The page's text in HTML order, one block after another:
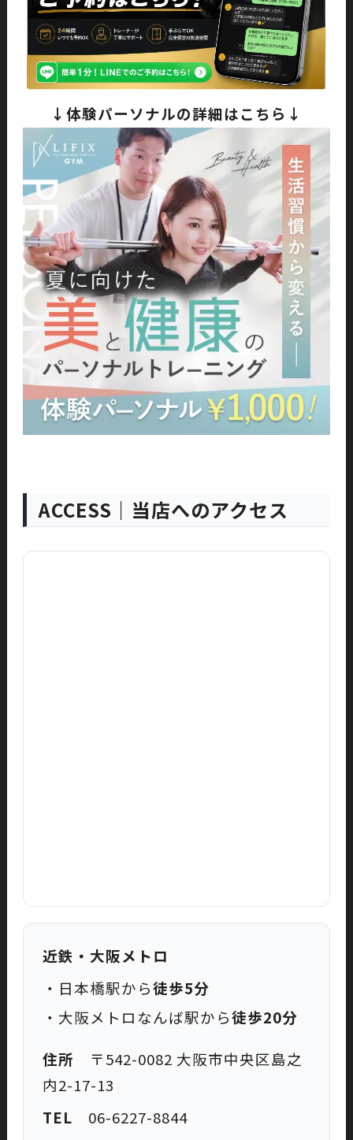
↓体験パーソナルの詳細はこちら↓
ACCESS｜当店へのアクセス
近鉄・大阪メトロ
・日本橋駅から徒歩5分
・大阪メトロなんば駅から徒歩20分
住所 〒542-0082 大阪市中央区島之
内2-17-13
TEL 06-6227-8844